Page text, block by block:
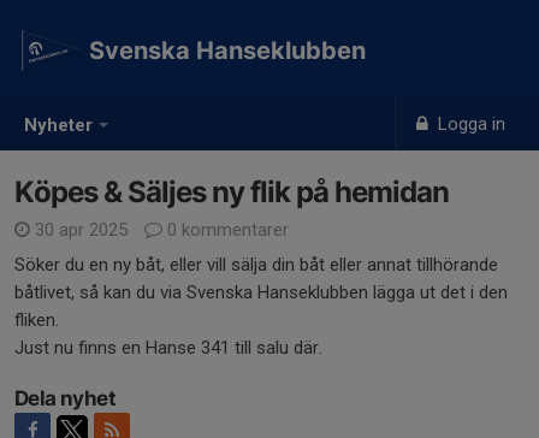
Nyheter Logga in
Svenska Hanseklubben
Köpes & Säljes ny flik på hemidan
30 apr 2025
0 kommentarer
Söker du en ny båt, eller vill sälja din båt eller annat tillhörande
båtlivet, så kan du via Svenska Hanseklubben lägga ut det i den
fliken.
Just nu finns en Hanse 341 till salu där.
Dela nyhet